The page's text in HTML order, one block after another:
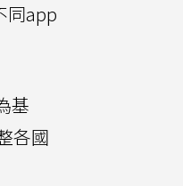
同app
基
各國